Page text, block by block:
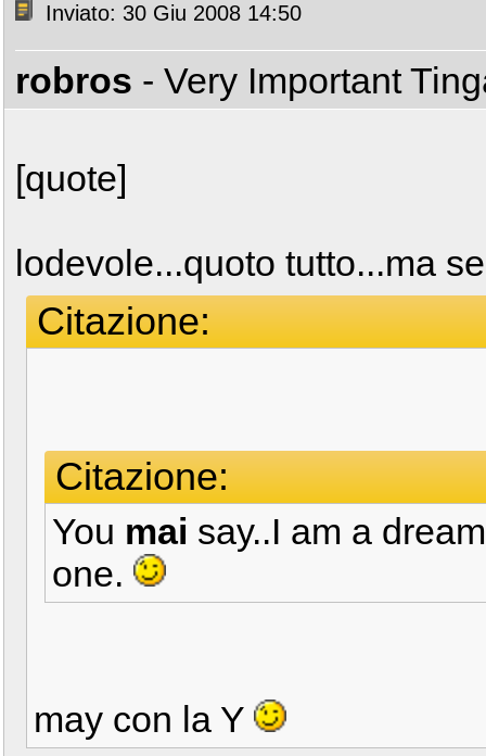
Inviato: 30 Giu 2008 14:50
robros - Very Important
[quote]
lodevole...quoto tutto...ma
Citazione:
Citazione:
You mai say..I am a
one.
may con la Y